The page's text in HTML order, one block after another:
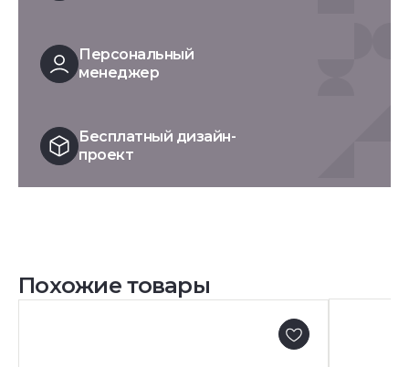
Персональный
менеджер
Бесплатный дизайн-
проект
Похожие товары